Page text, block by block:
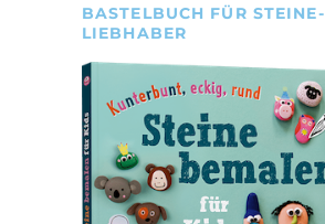
BASTELBUCH FÜR STEINE-
LIEBHABER